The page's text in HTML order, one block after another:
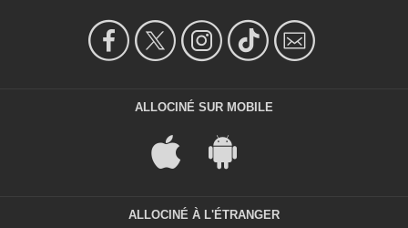
ALLOCINÉ SUR MOBILE
ALLOCINÉ À L'ÉTRANGER